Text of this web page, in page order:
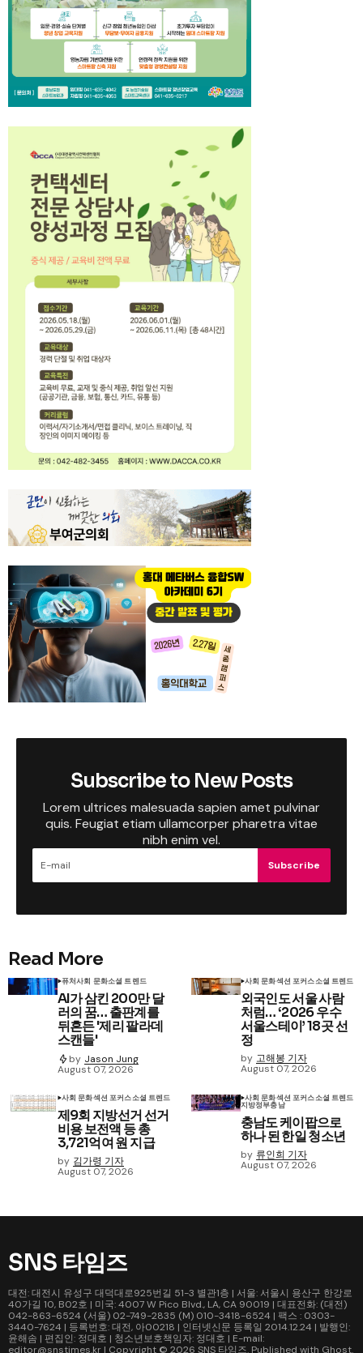
Subscribe to New Posts
Lorem ultrices malesuada sapien amet pulvinar
quis. Feugiat etiam ullamcorper pharetra vitae
nibh enim vel.
Subscribe
Read More
퓨처사회 문화소셜 트렌드
AI가 삼킨 200만 달
러의 꿈… 출판계를
뒤흔든 '제리 팔라데
스캔들'
by Jason Jung
August 07, 2026
사회 문화섹션 포커스소셜 트렌드
외국인도 서울 사람
처럼… ‘2026 우수
서울스테이’ 18곳 선
정
by 고해봉 기자
August 07, 2026
사회 문화섹션 포커스소셜 트렌드
제9회 지방선거 선거
비용 보전액 등 총
3,721억여 원 지급
by 김가령 기자
August 07, 2026
사회 문화섹션 포커스소셜 트렌드
지방정부충남
충남도 케이팝으로
하나 된 한일 청소년
by 류인희 기자
August 07, 2026
SNS 타임즈
대전: 대전시 유성구 대덕대로925번길 51-3 별관1층 | 서울: 서울시 용산구 한강로
40가길 10, B02호 | 미국: 4007 W Pico Blvd., LA, CA 90019 | 대표전화: (대전)
042-863-6524 (서울) 02-749-2835 (M) 010-3418-6524 | 팩스 : 0303-
3440-7624 | 등록번호: 대전, 아00218 | 인터넷신문 등록일 2014.12.24 | 발행인:
윤해솜 | 편집인: 정대호 | 청소년보호책임자: 정대호 | E-mail:
editor@snstimes.kr | Copyright © 2026 SNS 타임즈. Published with Ghost.